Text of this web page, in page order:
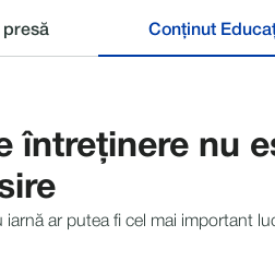
presă Conținut
întreținere nu
iarnă ar putea fi cel mai important